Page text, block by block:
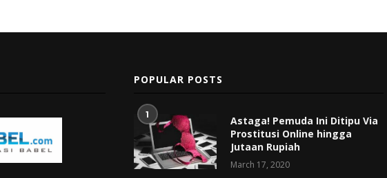
POPULAR POSTS
1
Astaga! Pemuda Ini Ditipu Via
Prostitusi Online hingga
Jutaan Rupiah
March 17, 2020